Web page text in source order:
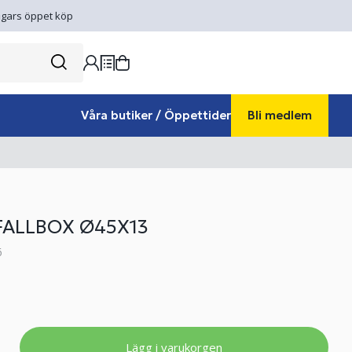
öppet köp
Våra butiker / Öppettider Bli medlem
Ø45X13
Lägg i varukorgen